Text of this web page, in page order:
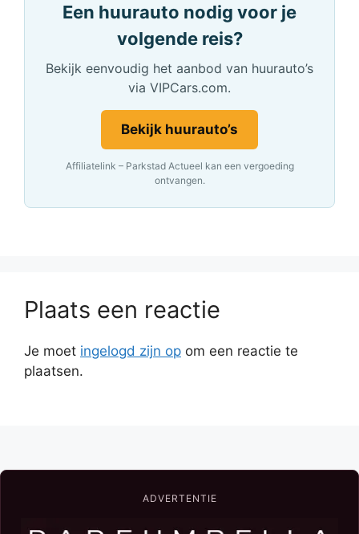
Een huurauto nodig voor je
volgende reis?
Bekijk eenvoudig het aanbod van huurauto’s
via VIPCars.com.
Bekijk huurauto’s
Affiliatelink – Parkstad Actueel kan een vergoeding
ontvangen.
Plaats een reactie
Je moet ingelogd zijn op om een reactie te
plaatsen.
ADVERTENTIE